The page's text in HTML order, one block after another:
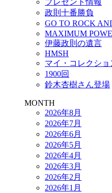
プレゼント情報
政則十番勝負
GO TO ROCK
MAXIMUM
伊藤政則の遺言
HMSH
マイ・コレクショ
1900回
鈴木杏樹さん登場
MONTH
2026年8月
2026年7月
2026年6月
2026年5月
2026年4月
2026年3月
2026年2月
2026年1月